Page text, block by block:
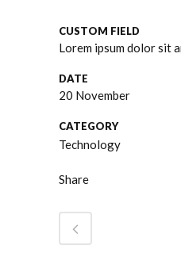
CUSTOM FIELD
Lorem ipsum dolor sit
DATE
20 November
CATEGORY
Technology
Share